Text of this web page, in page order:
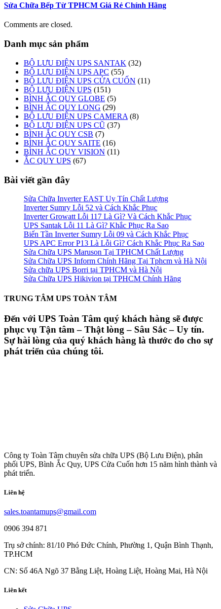
Sửa Chữa Bếp Từ TPHCM Giá Rẻ Chính Hãng
Comments are closed.
Danh mục sản phẩm
BỘ LƯU ĐIỆN UPS SANTAK (32)
BỘ LƯU ĐIỆN UPS APC (55)
BỘ LƯU ĐIỆN UPS CỬA CUỐN (11)
BỘ LƯU ĐIỆN UPS (151)
BÌNH ẮC QUY GLOBE (5)
BÌNH ẮC QUY LONG (29)
BỘ LƯU ĐIỆN UPS CAMERA (8)
BỘ LƯU ĐIỆN UPS CŨ (37)
BÌNH ẮC QUY CSB (7)
BÌNH ẮC QUY SAITE (16)
BÌNH ẮC QUY VISION (11)
ẮC QUY UPS (67)
Bài viết gần đây
Sửa Chữa Inverter EAST Uy Tín Chất Lượng
Inverter Sumry Lỗi 52 và Cách Khắc Phục
Inverter Growatt Lỗi 117 Là Gì? Và Cách Khắc Phục
UPS Santak Lỗi 11 Là Gì? Khắc Phục Ra Sao
Biến Tần Inverter Sumry Lỗi 09 và Cách Khắc Phục
UPS APC Error P13 Là Lỗi Gì? Cách Khắc Phục Ra Sao
Sửa Chữa UPS Maruson Tại TPHCM Chất Lượng
Sửa Chữa UPS Inform Chính Hãng Tại Tphcm và Hà Nội
Sửa chữa UPS Borri tại TPHCM và Hà Nội
Sửa Chữa UPS Hikivion tại TPHCM Chính Hãng
TRUNG TÂM UPS TOÀN TÂM
Đến với UPS Toàn Tâm quý khách hàng sẽ được
phục vụ Tận tâm – Thật lòng – Sâu Sắc – Uy tín.
Sự hài lòng của quý khách hàng là thước đo cho sự
phát triển của chúng tôi.
Công ty Toàn Tâm chuyên sửa chữa UPS (Bộ Lưu Điện), phân
phối UPS, Bình Ắc Quy, UPS Cửa Cuốn hơn 15 năm hình thành và
phát triển.
Liên hệ
sales.toantamups@gmail.com
0906 394 871
Trụ sở chính: 81/10 Phó Đức Chính, Phường 1, Quận Bình Thạnh,
TP.HCM
CN: Số 46A Ngõ 37 Bằng Liệt, Hoàng Liệt, Hoàng Mai, Hà Nội
Liên kết